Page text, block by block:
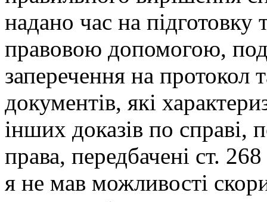
надано час на підготовку
правовою допомогою,
заперечення на протокол
документів, які
інших доказів по справі,
права, передбачені ст.
я не мав можливості